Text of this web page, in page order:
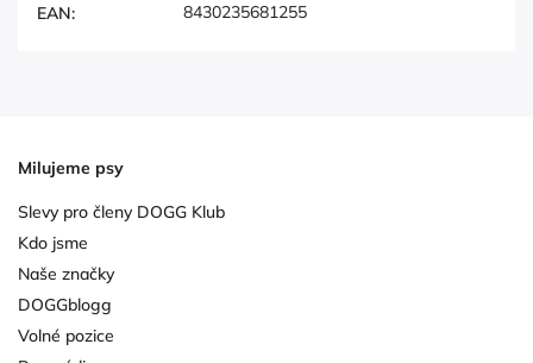
EAN: 8430235681255
Milujeme psy
Slevy pro členy DOGG Klub
Kdo jsme
Naše značky
DOGGblogg
Volné pozice